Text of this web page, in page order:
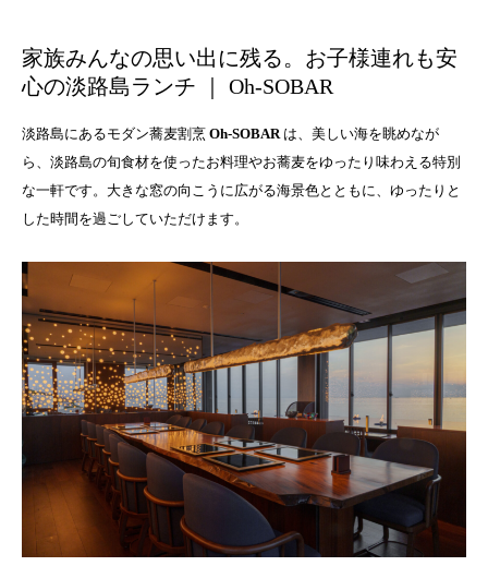
家族みんなの思い出に残る。お子様連れも安
心の淡路島ランチ ｜ Oh-SOBAR
淡路島にあるモダン蕎麦割烹 Oh-SOBAR は、美しい海を眺めなが
ら、淡路島の旬食材を使ったお料理やお蕎麦をゆったり味わえる特別
な一軒です。大きな窓の向こうに広がる海景色とともに、ゆったりと
した時間を過ごしていただけます。